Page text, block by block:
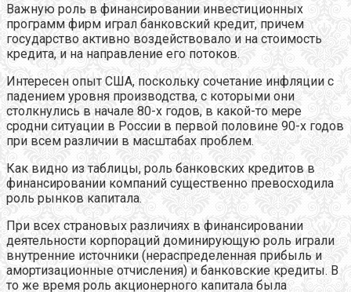
Важную роль в финансировании инвестиционных
программ фирм играл банковский кредит, причем
государство активно воздействовало и на стоимость
кредита, и на направление его потоков.
Интересен опыт США, поскольку сочетание инфляции с
падением уровня производства, с которыми они
столкнулись в начале 80-х годов, в какой-то мере
сродни ситуации в России в первой половине 90-х годов
при всем различии в масштабах проблем.
Как видно из таблицы, роль банковских кредитов в
финансировании компаний существенно превосходила
роль рынков капитала.
При всех страновых различиях в финансировании
деятельности корпораций доминирующую роль играли
внутренние источники (нераспределенная прибыль и
амортизационные отчисления) и банковские кредиты. В
то же время роль акционерного капитала была